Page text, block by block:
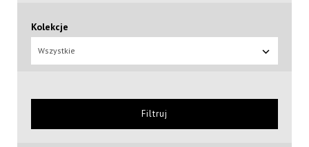
Kolekcje
Wszystkie
Filtruj